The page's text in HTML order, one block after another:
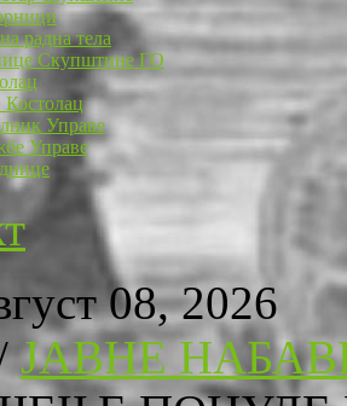
радна тела
Скупштине ГО
Управе
Управе
08, 2026
ЈАВНЕ